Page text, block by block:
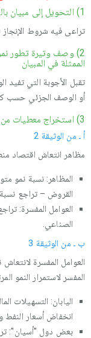
1) التحويل إلى مبيان بالمنحنى
تراعى فيه شروط الإنجاز
2) وصف وتيرة تطور نمو
الممثلة في المبيان
تقبل الأجوبة التي تفيد
أو الوصف الجزئي حسب
3) استخراج معطيات من الوثائق
أ ـ من الوثيقة 2
مظاهر انتعاش اقتصاد
المظاهر: نسبة نمو
القروض – تراجع
العوامل المفسرة:
الصناعي.
ب ـ من الوثيقة 3
العوامل المفسرة لانتعاش
المفسر لاستمرار النمو
اليابان: التسهيلات
انخفاض أسعار النفط
بعض دول "أسيان":